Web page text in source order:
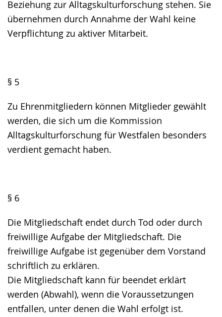
Beziehung zur Alltagskulturforschung stehen. Sie
übernehmen durch Annahme der Wahl keine
Verpflichtung zu aktiver Mitarbeit.
§ 5
Zu Ehrenmitgliedern können Mitglieder gewählt
werden, die sich um die Kommission
Alltagskulturforschung für Westfalen besonders
verdient gemacht haben.
§ 6
Die Mitgliedschaft endet durch Tod oder durch
freiwillige Aufgabe der Mitgliedschaft. Die
freiwillige Aufgabe ist gegenüber dem Vorstand
schriftlich zu erklären.
Die Mitgliedschaft kann für beendet erklärt
werden (Abwahl), wenn die Voraussetzungen
entfallen, unter denen die Wahl erfolgt ist.